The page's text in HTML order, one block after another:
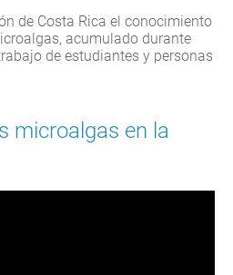
de Costa Rica el conocimiento
acumulado durante
de estudiantes y personas
microalgas en la